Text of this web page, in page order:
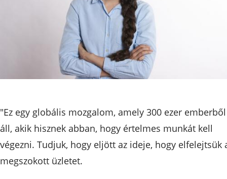
"Ez egy globális mozgalom, amely 300 ezer emberből
áll, akik hisznek abban, hogy értelmes munkát kell
végezni. Tudjuk, hogy eljött az ideje, hogy elfelejtsük
megszokott üzletet.